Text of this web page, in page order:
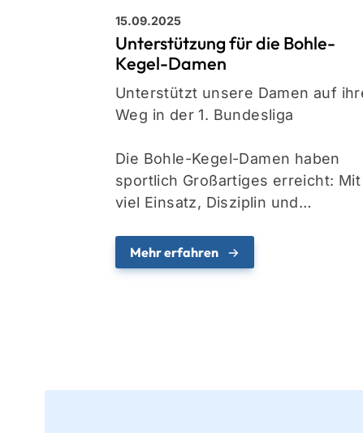
15.09.2025
Unterstützung für die Bohle-
Kegel-Damen
Unterstützt unsere Damen auf
Weg in der 1. Bundesliga
Die Bohle-Kegel-Damen haben
sportlich Großartiges erreicht: Mit
viel Einsatz, Disziplin und…
Mehr erfahren